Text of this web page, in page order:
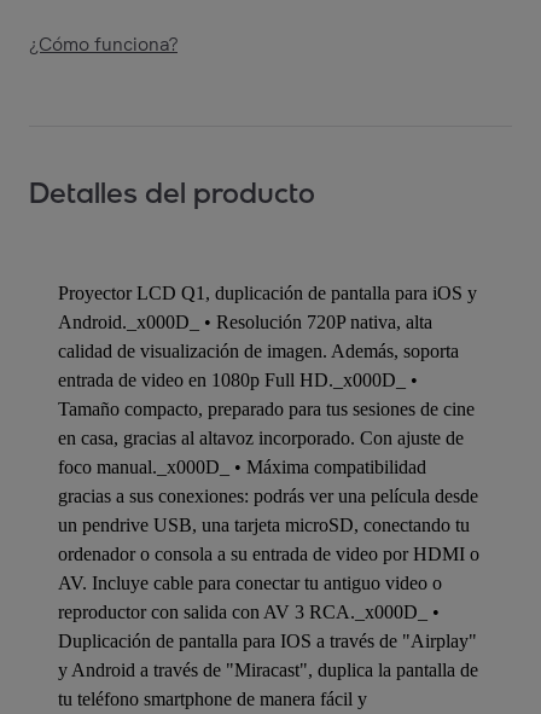
¿Cómo funciona?
Detalles del producto
Proyector LCD Q1, duplicación de pantalla para iOS y
Android._x000D_ • Resolución 720P nativa, alta
calidad de visualización de imagen. Además, soporta
entrada de video en 1080p Full HD._x000D_ •
Tamaño compacto, preparado para tus sesiones de cine
en casa, gracias al altavoz incorporado. Con ajuste de
foco manual._x000D_ • Máxima compatibilidad
gracias a sus conexiones: podrás ver una película desde
un pendrive USB, una tarjeta microSD, conectando tu
ordenador o consola a su entrada de video por HDMI o
AV. Incluye cable para conectar tu antiguo video o
reproductor con salida con AV 3 RCA._x000D_ •
Duplicación de pantalla para IOS a través de "Airplay"
y Android a través de "Miracast", duplica la pantalla de
tu teléfono smartphone de manera fácil y